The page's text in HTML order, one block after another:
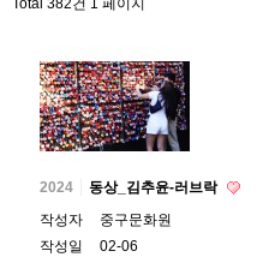
Total 382건 1 페이지
2024
동상_김추윤-러브락
작성자
중구문화원
작성일
02-06